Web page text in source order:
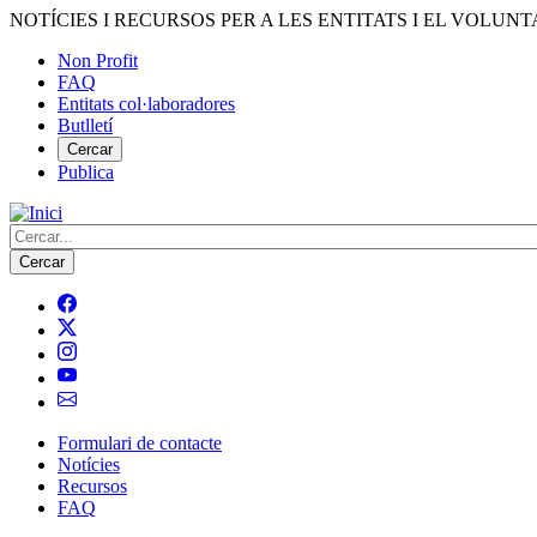
Vés
contingut
NOTÍCIES I RECURSOS PER A LES ENTITATS I EL
Menú
del
compte
d'usuari
Non Profit
FAQ
Entitats col·laboradores
Butlletí
Cercar
Publica
Cerca
Navegació
principal
Formulari de contacte
Notícies
Recursos
FAQ